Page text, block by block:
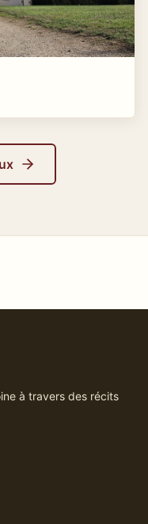
à travers des récits